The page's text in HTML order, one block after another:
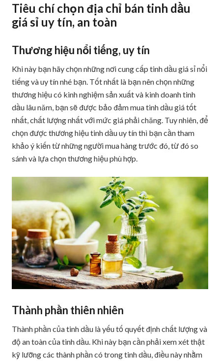
Tiêu chí chọn địa chỉ bán tinh dầu
giá sỉ uy tín, an toàn
Thương hiệu nổi tiếng, uy tín
Khi này bạn hãy chọn những nơi cung cấp tinh dầu giá sỉ nổi
tiếng và uy tín nhé bạn. Tốt nhất là bạn nên chọn những
thương hiệu có kinh nghiệm sản xuất và kinh doanh tinh
dầu lâu năm, bạn sẽ được bảo đảm mua tinh dầu giá tốt
nhất, chất lượng nhất với mức giá phải chăng. Tuy nhiên, để
chọn được thương hiệu tinh dầu uy tín thì bạn cần tham
khảo ý kiến từ những người mua hàng trước đó, từ đó so
sánh và lựa chọn thương hiệu phù hợp.
Thành phần thiên nhiên
Thành phần của tinh dầu là yếu tố quyết định chất lượng và
độ an toàn của tinh dầu. Khi này bạn cần phải xem xét thật
kỹ lưỡng các thành phần có trong tinh dầu, điều này nhằm